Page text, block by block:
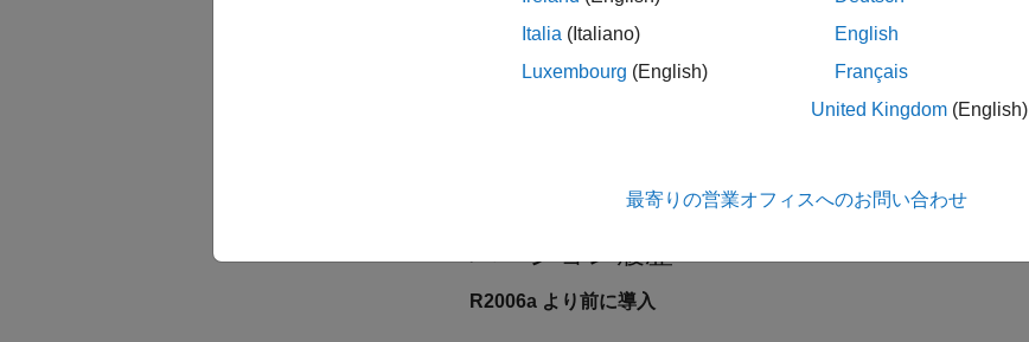
R2006a より前に導入
Italia (Italiano)
Luxembourg (English)
English
Français
United Kingdom (English)
最寄りの営業オフィスへのお問い合わせ